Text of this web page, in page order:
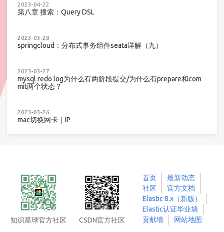
2023-04-22
第八章 搜索：Query DSL
2023-03-28
springcloud：分布式事务组件seata详解（九）
2023-03-27
mysql redo log为什么有两阶段提交/为什么有prepare和com
mit两个状态？
2023-03-26
mac切换网卡｜IP
知识星球官方社区 CSDN官方社区
首页
最新动态
社区
官方文档
Elastic 8.x（新版）
Elastic认证毕业墙
贡献墙
网站地图